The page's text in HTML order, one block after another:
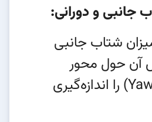
شتاب جانبی
آن حول محور
عمودی (Yaw Rate) را اندازه‌گیری